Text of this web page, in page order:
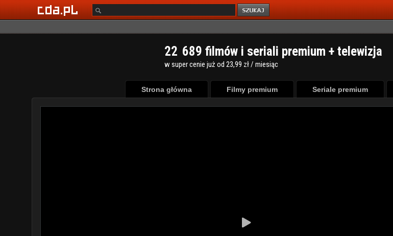
22 689 filmów i seriali premium + telewizja
w super cenie już od 23,99 zł / miesiąc
Strona główna Filmy premium Seriale premium